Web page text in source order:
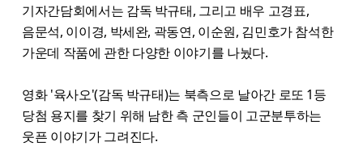
기자간담회에서는 감독 박규태, 그리고 배우 고경표,
음문석, 이이경, 박세완, 곽동연, 이순원, 김민호가 참석한
가운데 작품에 관한 다양한 이야기를 나눴다.
영화 '육사오'(감독 박규태)는 북측으로 날아간 로또 1등
당첨 용지를 찾기 위해 남한 측 군인들이 고군분투하는
웃픈 이야기가 그려진다.